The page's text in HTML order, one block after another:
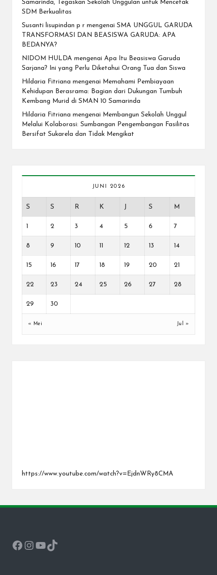
Samarinda, Tegaskan Sekolah Unggulan untuk Mencetak
SDM Berkualitas
Susanti lisupindan p r mengenai SMA UNGGUL GARUDA
TRANSFORMASI DAN BEASISWA GARUDA: APA
BEDANYA?
NIDOM HULDA mengenai Apa Itu Beasiswa Garuda
Sarjana? Ini yang Perlu Diketahui Orang Tua dan Siswa
Hildaria Fitriana mengenai
Memahami Pembiayaan
Kehidupan Berasrama: Bagian dari Dukungan Tumbuh
Kembang Murid di SMAN 10 Samarinda
Hildaria Fitriana mengenai
Membangun Sekolah Unggul
Melalui Kolaborasi: Sumbangan Pengembangan Fasilitas
Bersifat Sukarela dan Tidak Mengikat
JUNI 2026
S S R K J S M
2 3 4 5 6 7
8 9 10 12 13 14
15 16 17 18 19 20 21
22 23 24 25 26 27 28
29 30
« Mei Jul »
https://www.youtube.com/watch?v=EjdnWRy8CMA
Facebook
Instagram
YouTube
TikTok